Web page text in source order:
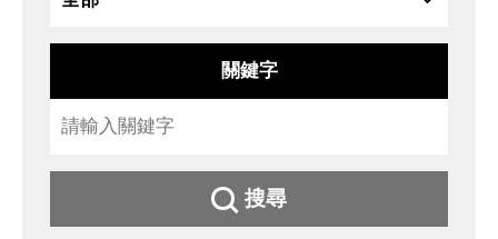
關鍵字
搜尋